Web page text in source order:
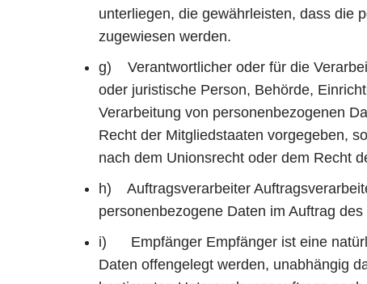
unterliegen, die gewährleisten, dass die
zugewiesen werden.
g) Verantwortlicher oder für die
oder juristische Person, Behörde,
Verarbeitung von personenbezogenen
Recht der Mitgliedstaaten vorgegeben,
nach dem Unionsrecht oder dem Recht
h) Auftragsverarbeiter
personenbezogene Daten im Auftrag
i) Empfänger Empfänger ist eine
Daten offengelegt werden, unabhängig